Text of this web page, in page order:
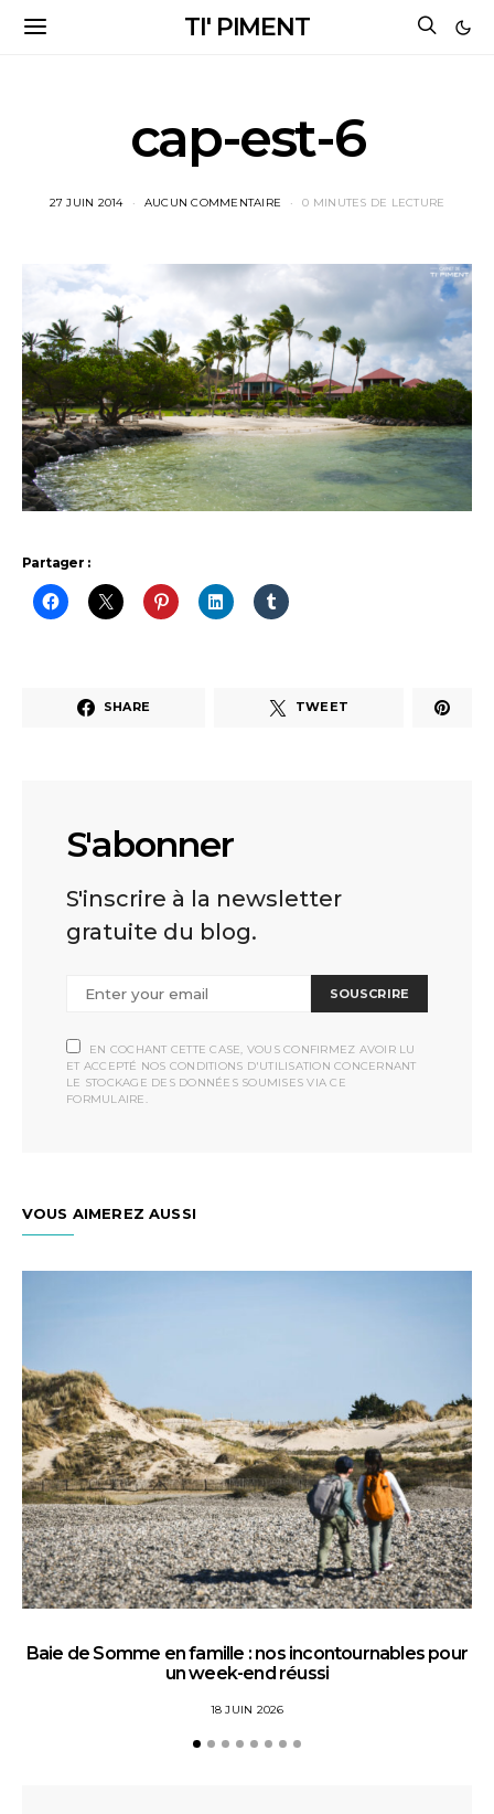
TI' PIMENT
cap-est-6
27 JUIN 2014 AUCUN COMMENTAIRE 0 MINUTES DE LECTURE
Partager :
SHARE TWEET
S'abonner
S'inscrire à la newsletter
gratuite du blog.
SOUSCRIRE
EN COCHANT CETTE CASE, VOUS CONFIRMEZ AVOIR LU
ET ACCEPTÉ NOS CONDITIONS D'UTILISATION CONCERNANT
LE STOCKAGE DES DONNÉES SOUMISES VIA CE
FORMULAIRE.
VOUS AIMEREZ AUSSI
Baie de Somme en famille : nos incontournables pour
un week-end réussi
18 JUIN 2026